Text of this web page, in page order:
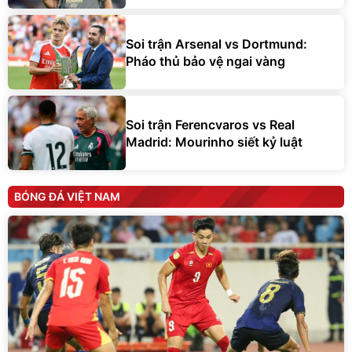
Soi trận Arsenal vs Dortmund:
Pháo thủ bảo vệ ngai vàng
Soi trận Ferencvaros vs Real
Madrid: Mourinho siết kỷ luật
BÓNG ĐÁ VIỆT NAM